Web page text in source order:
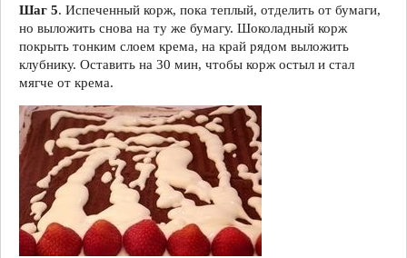
Шаг 5. Испеченный корж, пока теплый, отделить от бумаги,
но выложить снова на ту же бумагу. Шоколадный корж
покрыть тонким слоем крема, на край рядом выложить
клубнику. Оставить на 30 мин, чтобы корж остыл и стал
мягче от крема.